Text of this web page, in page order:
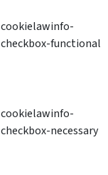
cookielawinfo-
checkbox-functional
cookielawinfo-
checkbox-necessary